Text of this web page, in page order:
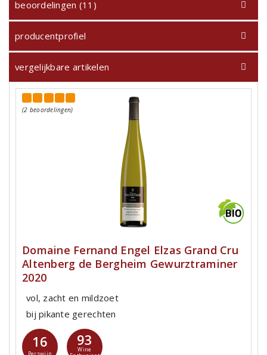
beoordelingen (11)
producentprofiel
vergelijkbare artikelen
(2 beoordelingen)
Domaine Fernand Engel Elzas Grand Cru
Altenberg de Bergheim Gewurztraminer
2020
vol, zacht en mildzoet
bij pikante gerechten
16 93
Wine